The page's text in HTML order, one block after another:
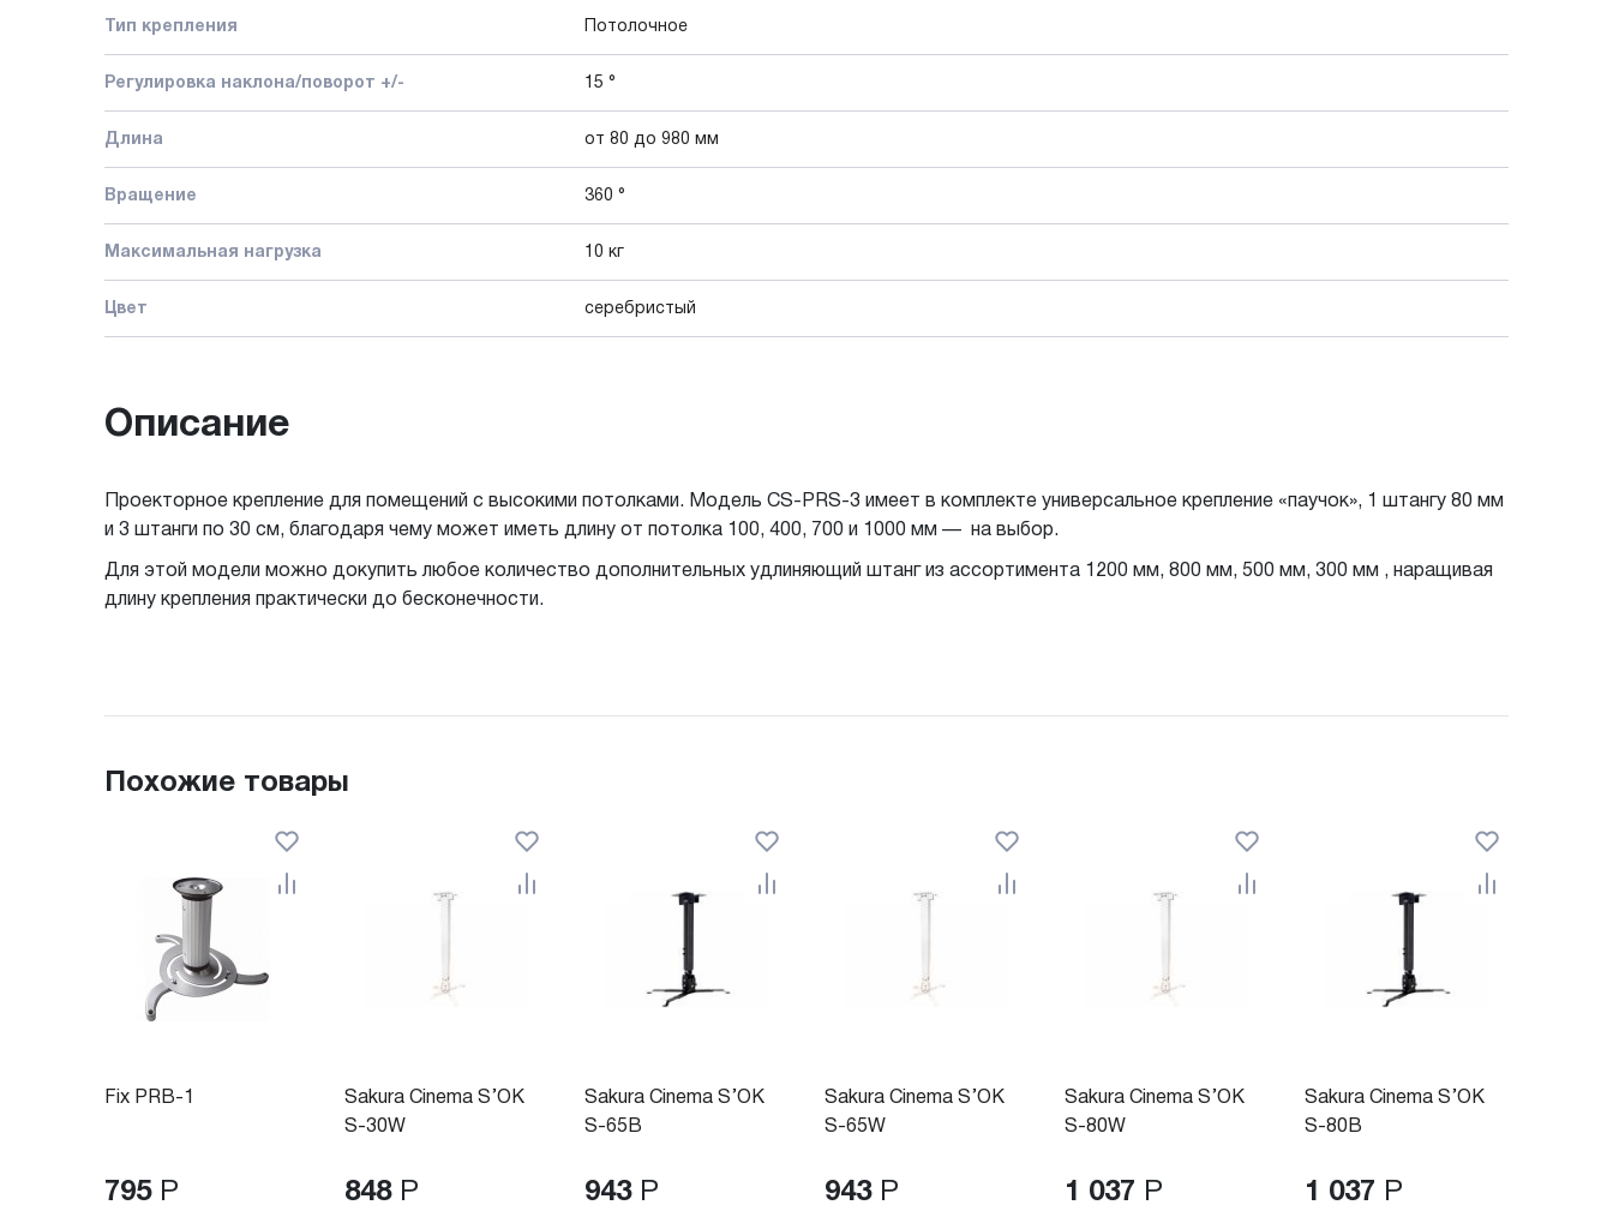
Тип крепления Потолочное
Регулировка наклона/поворот +/- 15 °
Длина от 80 до 980 мм
Вращение 360 °
Максимальная нагрузка 10 кг
Цвет серебристый
Описание
Проекторное крепление для помещений с высокими потолками. Модель CS-PRS-3 имеет в комплекте универсальное крепление «паучок», 1 штангу 80 мм
и 3 штанги по 30 см, благодаря чему может иметь длину от потолка 100, 400, 700 и 1000 мм — на выбор.
Для этой модели можно докупить любое количество дополнительных удлиняющий штанг из ассортимента 1200 мм, 800 мм, 500 мм, 300 мм , наращивая
длину крепления практически до бесконечности.
Похожие товары
Fix PRB-1
795 Р
Sakura Cinema S’OK
S-30W
848 Р
Sakura Cinema S’OK
S-65B
943 Р
Sakura Cinema S’OK
S-65W
943 Р
Sakura Cinema S’OK
S-80W
1 037 Р
Sakura Cinema S’OK
S-80B
1 037 Р